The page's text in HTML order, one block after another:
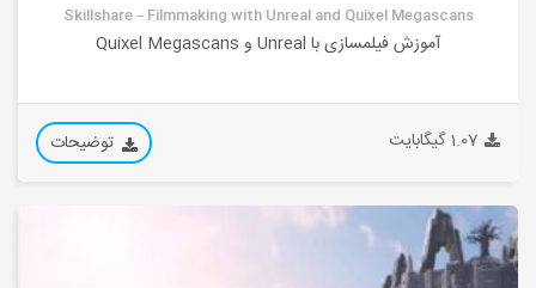
Skillshare – Filmmaking with Unreal and Quixel Megascans
آموزش فیلمسازی با Unreal و Quixel Megascans
1.07 گیگابایت توضیحات